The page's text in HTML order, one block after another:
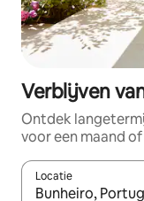
Verblijven
Ontdek
voor een maand
Locatie
Wanneer er